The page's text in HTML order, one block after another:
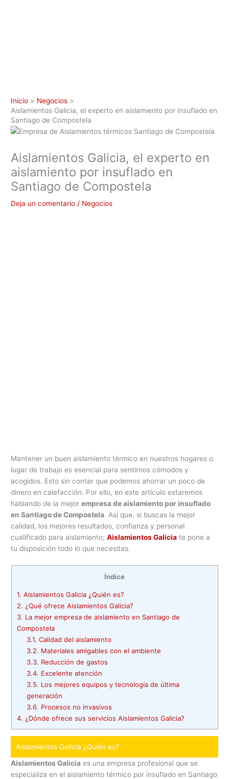
Inicio
Negocios
Aislamientos Galicia, el experto en aislamiento por insuflado en
Santiago de Compostela
Aislamientos Galicia, el experto en
aislamiento por insuflado en
Santiago de Compostela
Deja un comentario / Negocios
Mantener un buen aislamiento térmico en nuestros hogares o
lugar de trabajo es esencial para sentirnos cómodos y
acogidos. Esto sin contar que podemos ahorrar un poco de
dinero en calefacción. Por ello, en este artículo estaremos
hablando de la mejorempresa de aislamiento por insuflado
en Santiago de Compostela. Así que, si buscas la mejor
calidad, los mejores resultados, confianza y personal
cualificado para aislamiento;Aislamientos Galicia te pone a
tu disposición todo lo que necesitas.
Índice
1. Aislamientos Galicia ¿Quién es?
2. ¿Qué ofrece Aislamientos Galicia?
3. La mejor empresa de aislamiento en Santiago de
Compostela
3.1. Calidad del aislamiento
3.2. Materiales amigables con el ambiente
3.3. Reducción de gastos
3.4. Excelente atención
3.5. Los mejores equipos y tecnología de última
generación
3.6. Procesos no invasivos
4. ¿Dónde ofrece sus servicios Aislamientos Galicia?
Aislamientos Galicia ¿Quién es?
Aislamientos Galicia es una empresa profesional que se
especializa en el aislamiento térmico por insuflado en Santiago